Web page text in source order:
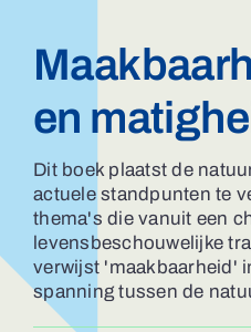
en
Dit boek plaatst de
actuele standpunten te
thema's die vanuit een
levensbeschouwelijke
verwijst 'maakbaarheid'
spanning tussen de